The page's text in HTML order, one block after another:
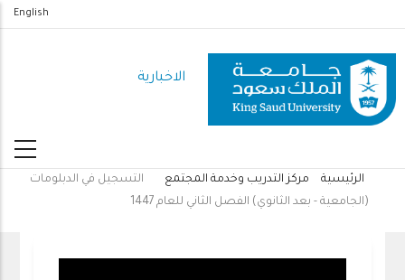
المحتوى
الرئيسي
English
الاخبارية
مسار
الرئيسية مركز التدريب وخدمة المجتمع
التسجيل في الدبلومات
(الجامعية - بعد الثانوي) الفصل الثاني للعام 1447